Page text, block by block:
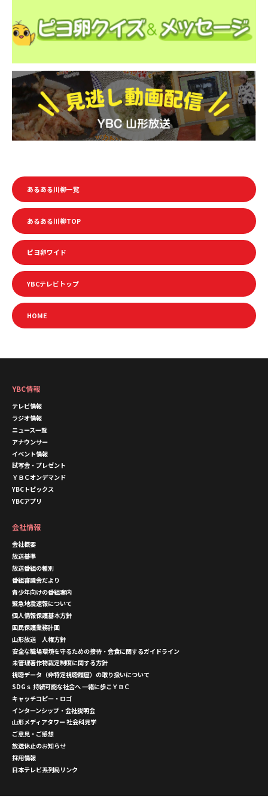
あるある川柳一覧
あるある川柳TOP
ピヨ卵ワイド
YBCテレビトップ
HOME
YBC情報
テレビ情報
ラジオ情報
ニュース一覧
アナウンサー
イベント情報
試写会・プレゼント
ＹＢＣオンデマンド
YBCトピックス
YBCアプリ
会社情報
会社概要
放送基準
放送番組の種別
番組審議会だより
青少年向けの番組案内
緊急地震速報について
個人情報保護基本方針
国民保護業務計画
山形放送 人権方針
安全な職場環境を守るための接待・会食に関するガイドライン
未管理著作物裁定制度に関する方針
視聴データ（非特定視聴履歴）の取り扱いについて
SDGｓ 持続可能な社会へ 一緒に歩こＹＢＣ
キャッチコピー・ロゴ
インターンシップ・会社説明会
山形メディアタワー 社会科見学
ご意見・ご感想
放送休止のお知らせ
採用情報
日本テレビ系列局リンク